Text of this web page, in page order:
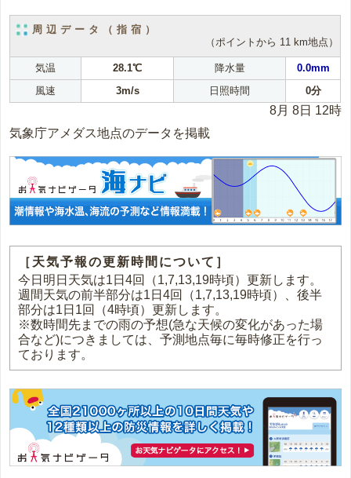
周辺データ（指宿）
（ポイントから 11 km地点）
気温 28.1℃ 降水量
0.0mm
風速
3m/s 日照時間 0分
8月 8日 12時
気象庁アメダス地点のデータを掲載
［天気予報の更新時間について］
今日明日天気は1日4回（1,7,13,19時頃）更新します。
週間天気の前半部分は1日4回（1,7,13,19時頃）、後半
部分は1日1回（4時頃）更新します。
※数時間先までの雨の予想(急な天候の変化があった場
合など)につきましては、予測地点毎に毎時修正を行っ
ております。